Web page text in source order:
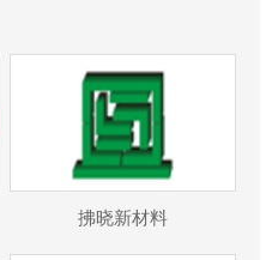
拂晓新材料